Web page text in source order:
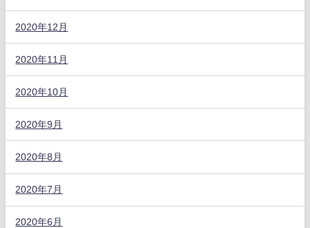
2020年12月
2020年11月
2020年10月
2020年9月
2020年8月
2020年7月
2020年6月